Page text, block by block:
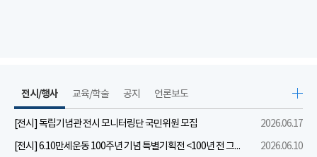
전시/행사
[전시] 독립기념관 전시 모니터링단 국민위원 모집
2026.06.17
[전시] 6.10만세운동 100주년 기념 특별기획전 <100년 전 그날을 보다: 6.10만세운동>
2026.06.10
교육/학술 공지 언론보도